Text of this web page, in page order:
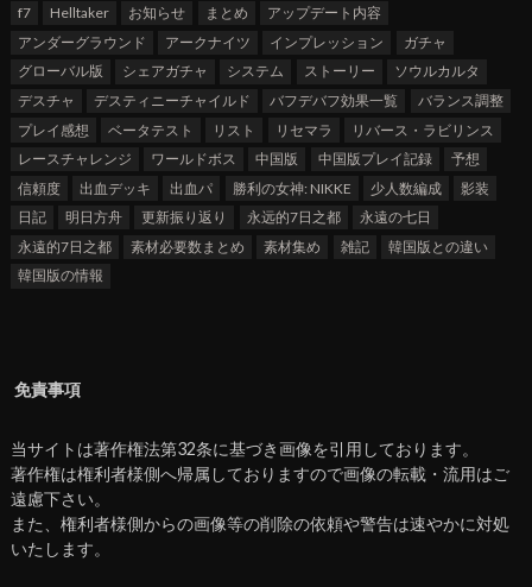
f7 Helltaker お知らせ まとめ
アップデート内容
アンダーグラウンド
アークナイツ インプレッション
ガチャ
グローバル版
シェアガチャ システム ストーリー
ソウルカルタ
デスチャ
デスティニーチャイルド バフデバフ効果一覧
バランス調整
プレイ感想
ベータテスト リスト リセマラ
リバース・ラビリンス
レースチャレンジ
ワールドボス 中国版 中国版プレイ記録
予想
信頼度
出血デッキ 出血パ 勝利の女神: NIKKE 少人数編成
影装
日記
明日方舟 更新振り返り 永远的7日之都
永遠の七日
永遠的7日之都
素材必要数まとめ 素材集め 雑記
韓国版との違い
韓国版の情報
免責事項
当サイトは著作権法第32条に基づき画像を引用しております。
著作権は権利者様側へ帰属しておりますので画像の転載・流用はご
遠慮下さい。
また、権利者様側からの画像等の削除の依頼や警告は速やかに対処
いたします。